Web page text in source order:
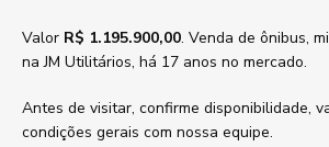
Valor R$ 1.195.900,00. Venda de ônibus,
na JM Utilitários, há 17 anos no mercado.
Antes de visitar, confirme disponibilidade,
condições gerais com nossa equipe.